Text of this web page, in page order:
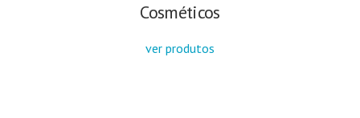
Cosméticos
ver produtos